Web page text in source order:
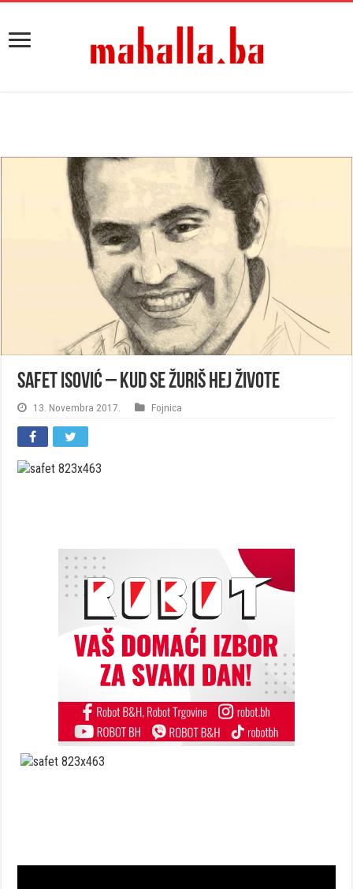
Safet Isović – Kud se žuriš hej živote
13. Novembra 2017. Fojnica